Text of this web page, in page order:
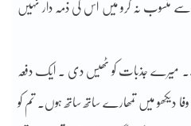
سے منسوب نہ کرو میں اس کی ذمہ دار نہیں
میرے جذبات کو ٹھیس دی ۔ ایک دفعہ
دیکھو میں تمھارے ساتھ ساتھ ہوں۔ تم کو